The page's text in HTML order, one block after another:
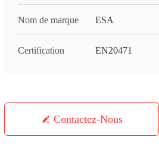
Nom de marque ESA
Certification EN20471
Contactez-Nous